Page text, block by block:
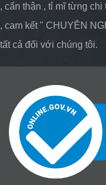
, cẩn thận , tỉ mĩ từng
, cam kết " CHUYÊN
tất cả đối với chúng tôi.